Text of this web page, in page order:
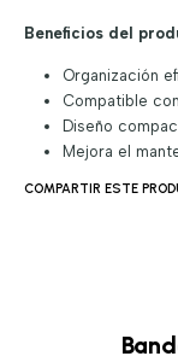
Beneficios del
Organización
Compatible
Diseño
Mejora el
COMPARTIR ESTE